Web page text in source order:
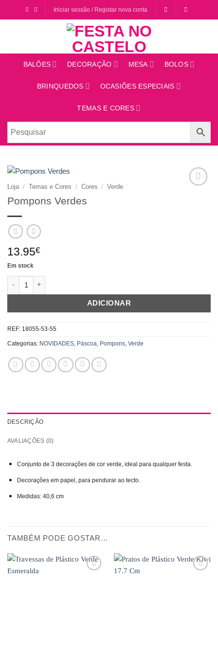
Iniciar sessão / Registar nova conta
BALÕES DECORAÇÃO MESA BOLOS
BRINQUEDOS OCASIÕES ESPECIAIS
TEMAS E CORES
Loja / Temas e Cores / Cores / Verde
Pompons Verdes
13.95€
Em stock
ADICIONAR
REF: 18055-53-55
Categorias: NOVIDADES, Páscoa, Pompons, Verde
DESCRIÇÃO
AVALIAÇÕES (0)
Conjunto de 3 decorações de cor verde, ideal para qualquer festa.
Decorações em papel, para pendurar ao tecto.
Medidas: 40,6 cm
TAMBÉM PODE GOSTAR…